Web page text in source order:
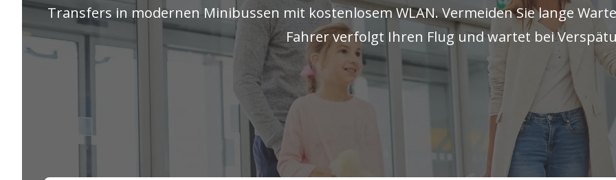
Transfers in modernen Minibussen mit kostenlosem WLAN. Vermeiden Sie lange
Fahrer verfolgt Ihren Flug und wartet bei